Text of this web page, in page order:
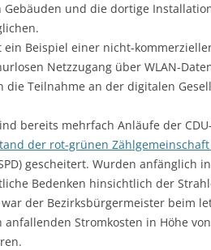
Gebäuden und die dortige
ein Beispiel einer nicht-
Netzzugang über WLAN-
die Teilnahme an der digitalen
bereits mehrfach Anläufe der
der rot-grünen Zählgemeinschaft
gescheitert. Wurden anfänglich
Bedenken hinsichtlich der
der Bezirksbürgermeister beim
Stromkosten in Höhe